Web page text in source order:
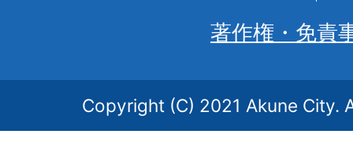
著作権・免責
Copyright (C) 2021 Akune City.